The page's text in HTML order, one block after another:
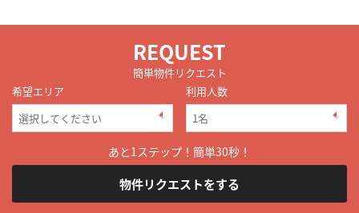
REQUEST
簡単物件リクエスト
希望エリア
利用人数
あと1ステップ！簡単30秒！
物件リクエストをする